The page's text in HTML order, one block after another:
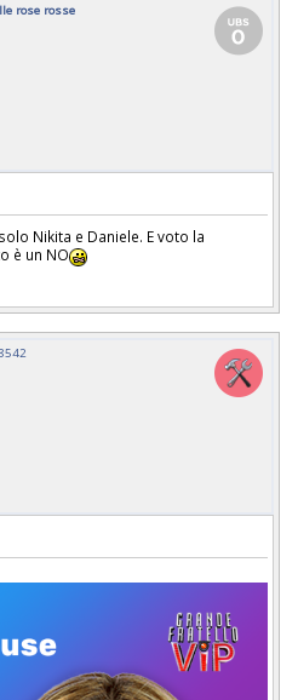
rose rosse
Nikita e Daniele. E voto la
è un NO